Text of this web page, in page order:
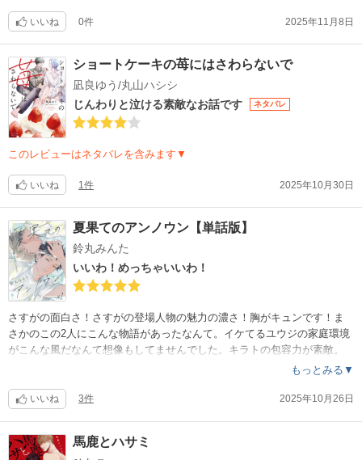
いいね 0件 2025年11月8日
ショートケーキの苺にはさわらないで
凪良ゆう/丸山ハシシ
じんわりと泣ける素敵なお話です
ネタバレ
このレビューはネタバレを含みます▼
いいね 1件 2025年10月30日
夏果てのアンノウン【単話版】
鈴丸みんた
いいわ！めっちゃいいわ！
さすがの面白さ！さすがの登場人物の魅力の濃さ！胸がキュンです！ま
さかのこの2人にこんな物語があったなんて。イケてるユウジの家庭環境
がこんな風だなんて想像もしてませんでした。キラトの包容力が素敵。
もっとみる▼
いいね 3件 2025年10月26日
馬鹿とハサミ